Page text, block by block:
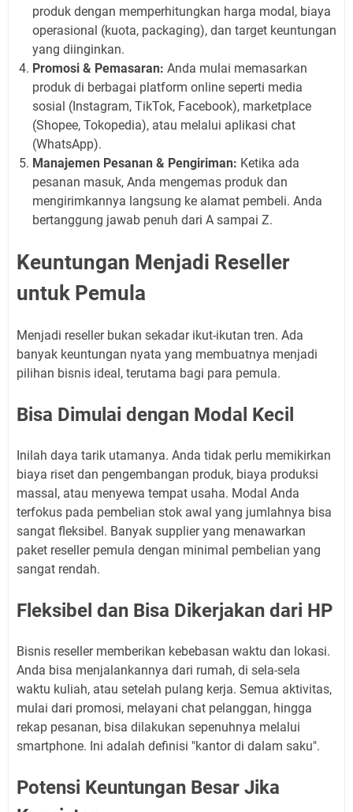
produk dengan memperhitungkan harga modal, biaya
operasional (kuota, packaging), dan target keuntungan
yang diinginkan.
Promosi & Pemasaran: Anda mulai memasarkan
produk di berbagai platform online seperti media
sosial (Instagram, TikTok, Facebook), marketplace
(Shopee, Tokopedia), atau melalui aplikasi chat
(WhatsApp).
Manajemen Pesanan & Pengiriman: Ketika ada
pesanan masuk, Anda mengemas produk dan
mengirimkannya langsung ke alamat pembeli. Anda
bertanggung jawab penuh dari A sampai Z.
Keuntungan Menjadi Reseller
untuk Pemula
Menjadi reseller bukan sekadar ikut-ikutan tren. Ada
banyak keuntungan nyata yang membuatnya menjadi
pilihan bisnis ideal, terutama bagi para pemula.
Bisa Dimulai dengan Modal Kecil
Inilah daya tarik utamanya. Anda tidak perlu memikirkan
biaya riset dan pengembangan produk, biaya produksi
massal, atau menyewa tempat usaha. Modal Anda
terfokus pada pembelian stok awal yang jumlahnya bisa
sangat fleksibel. Banyak supplier yang menawarkan
paket reseller pemula dengan minimal pembelian yang
sangat rendah.
Fleksibel dan Bisa Dikerjakan dari HP
Bisnis reseller memberikan kebebasan waktu dan lokasi.
Anda bisa menjalankannya dari rumah, di sela-sela
waktu kuliah, atau setelah pulang kerja. Semua aktivitas,
mulai dari promosi, melayani chat pelanggan, hingga
rekap pesanan, bisa dilakukan sepenuhnya melalui
smartphone. Ini adalah definisi "kantor di dalam saku".
Potensi Keuntungan Besar Jika